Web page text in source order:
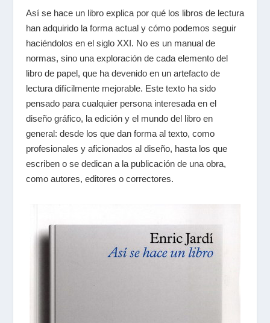
Así se hace un libro explica por qué los libros de lectura
han adquirido la forma actual y cómo podemos seguir
haciéndolos en el siglo XXI. No es un manual de
normas, sino una exploración de cada elemento del
libro de papel, que ha devenido en un artefacto de
lectura difícilmente mejorable. Este texto ha sido
pensado para cualquier persona interesada en el
diseño gráfico, la edición y el mundo del libro en
general: desde los que dan forma al texto, como
profesionales y aficionados al diseño, hasta los que
escriben o se dedican a la publicación de una obra,
como autores, editores o correctores.